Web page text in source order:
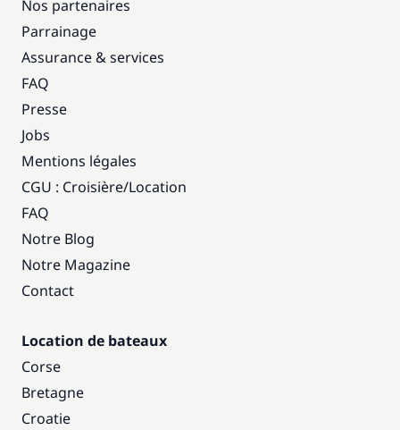
Nos partenaires
Parrainage
Assurance & services
FAQ
Presse
Jobs
Mentions légales
CGU : Croisière/Location
FAQ
Notre Blog
Notre Magazine
Contact
Location de bateaux
Corse
Bretagne
Croatie